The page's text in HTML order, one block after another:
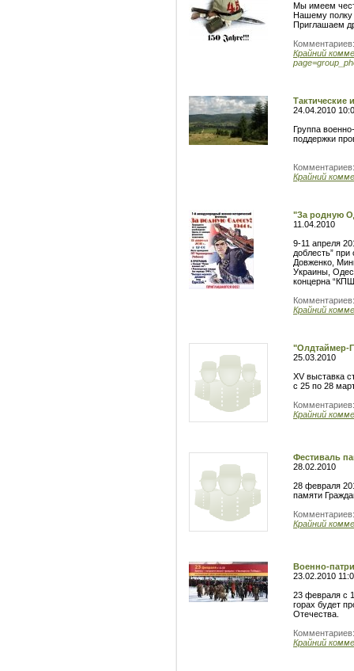
Мы имеем
Нашему полку
Приглашаем
Комментариев:
Крайний
Тактические
24.04.2010
Группа
поддержки
Комментариев:
Крайний
"За родную
11.04.2010
9-11 апреля
доблесть”
Довженко,
Украины,
концерна
Комментариев:
Крайний
"Олдтаймер-
25.03.2010
XV выставка
с 25 по 28
Комментариев:
Крайний
Фестиваль
28.02.2010
28 февраля
памяти
Комментариев:
Крайний
Военно-
23.02.2010
23 февраля с
горах будет
Отечества.
Комментариев:
Крайний